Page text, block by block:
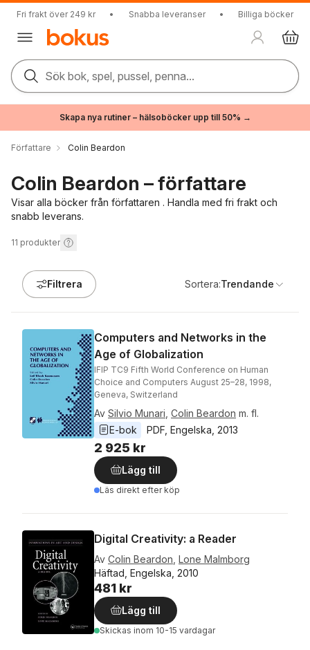
Fri frakt över 249 kr • Snabba leveranser • Billiga böcker
Sök bok, spel, pussel, penna...
Skapa nya rutiner – hälsoböcker upp till 50% →
Författare Colin Beardon
Colin Beardon – författare
Visar alla böcker från författaren . Handla med fri frakt och
snabb leverans.
11 produkter
Filtrera Sortera:Trendande
Computers and Networks in the
Age of Globalization
IFIP TC9 Fifth World Conference on Human
Choice and Computers August 25–28, 1998,
Geneva, Switzerland
Av Silvio Munari Colin Beardon m. fl.
E-bok
PDF Engelska 2013
2 925 kr
Lägg till
Läs direkt efter köp
Digital Creativity: a Reader
Av Colin Beardon Lone Malmborg
Häftad, Engelska, 2010
481 kr
Lägg till
Skickas inom 10-15 vardagar